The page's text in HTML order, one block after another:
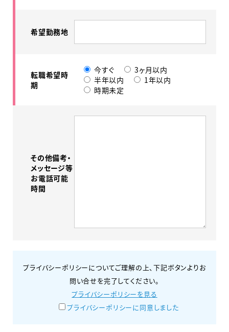
希望勤務地
転職希望時
期
今すぐ
3ヶ月以内
半年以内
1年以内
時期未定
その他備考・
メッセージ等
お電話可能
時間
プライバシーポリシーについてご理解の上、下記ボタンよりお
問い合せを完了してください。
プライバシーポリシーを見る
プライバシーポリシーに同意しました